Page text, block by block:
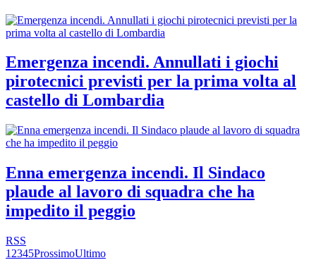
Emergenza incendi. Annullati i giochi
pirotecnici previsti per la prima volta al
castello di Lombardia
Enna emergenza incendi. Il Sindaco
plaude al lavoro di squadra che ha
impedito il peggio
RSS
1 2345ProssimoUltimo